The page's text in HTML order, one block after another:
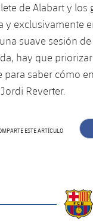
de Alabart y los
y exclusivamente
suave sesión
hay que
para saber cómo
Reverter.
ESTE ARTÍCULO